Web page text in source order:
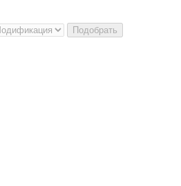
Подобрать